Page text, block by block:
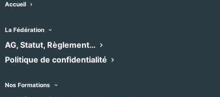
Accueil
La Fédération
AG, Statut, Règlement…
Politique de confidentialité
Nos Formations
« Tous les Évènements